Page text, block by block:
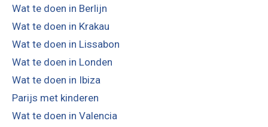
Wat te doen in Berlijn
Wat te doen in Krakau
Wat te doen in Lissabon
Wat te doen in Londen
Wat te doen in Ibiza
Parijs met kinderen
Wat te doen in Valencia